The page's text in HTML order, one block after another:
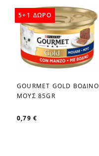
favorite_border
GOURMET GOLD ΒΟΔΙΝΟ
ΜΟΥΣ 85GR
0,79 €
5+1 ΔΩΡΟ